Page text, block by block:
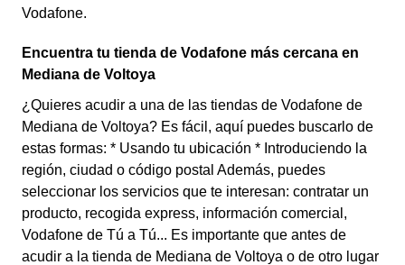
Vodafone.
Encuentra tu tienda de Vodafone más cercana en
Mediana de Voltoya
¿Quieres acudir a una de las tiendas de Vodafone de
Mediana de Voltoya? Es fácil, aquí puedes buscarlo de
estas formas: * Usando tu ubicación * Introduciendo la
región, ciudad o código postal Además, puedes
seleccionar los servicios que te interesan: contratar un
producto, recogida express, información comercial,
Vodafone de Tú a Tú... Es importante que antes de
acudir a la tienda de Mediana de Voltoya o de otro lugar